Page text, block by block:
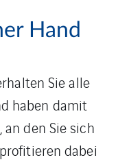
Hand
Sie alle
haben damit
den Sie sich
dabei